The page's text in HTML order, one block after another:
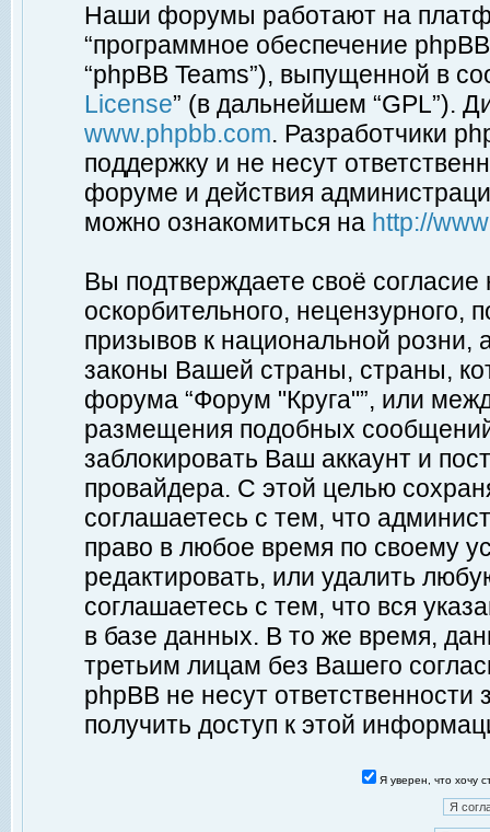
Наши форумы работают на
“программное обеспечение
“phpBB Teams”), выпущенной в
License” (в дальнейшем “GPL”).
www.phpbb.com. Разработчики
поддержку и не несут
форуме и действия
можно ознакомиться на http://
Вы подтверждаете своё
оскорбительного, нецензурного,
призывов к национальной
законы Вашей страны, страны,
форума “Форум "Круга"”, или
размещения подобных
заблокировать Ваш аккаунт и
провайдера. С этой целью
соглашаетесь с тем, что
право в любое время по своему
редактировать, или удалить
соглашаетесь с тем, что вся
в базе данных. В то же время,
третьим лицам без Вашего
phpBB не несут ответственности
получить доступ к этой
Я уверен, что хочу